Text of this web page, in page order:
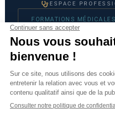
ESPACE
FORMATIONS
© 2026 Maison
Mentions légales· CGU·